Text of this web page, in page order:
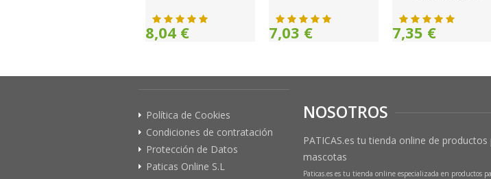
8,04 € 7,03 € 7,35 €
Política de Cookies
Condiciones de contratación
Protección de Datos
Paticas Online S.L
NOSOTROS
PATICAS.es tu tienda online de productos
mascotas
Paticas.es es tu tienda online especializada en productos